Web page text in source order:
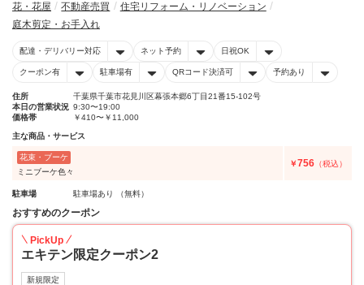
花・花屋 不動産売買
住宅リフォーム・リノベーション
庭木剪定・お手入れ
配達・デリバリー対応 ネット予約 日祝OK
クーポン有 駐車場有 QRコード決済可 予約あり
住所
千葉県千葉市花見川区幕張本郷6丁目21番15-102号
本日の営業状況 9:30〜19:00
価格帯
￥410〜￥11,000
主な商品・サービス
花束・ブーケ
ミニブーケ色々
￥756 （税込）
駐車場 駐車場あり （無料）
おすすめのクーポン
PickUp
エキテン限定クーポン2
新規限定